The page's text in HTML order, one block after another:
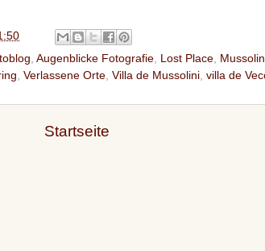
Augenblicke Fotografie Lost Place
Verlassene Orte Villa de Mussolini villa de
Startseite